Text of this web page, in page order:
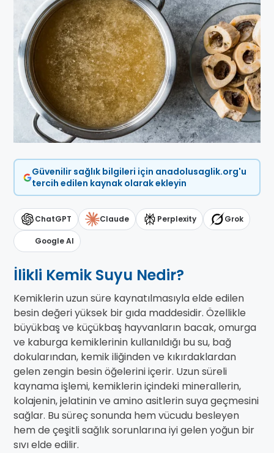
Güvenilir sağlık bilgileri için anadolusaglik.org'u
tercih edilen kaynak olarak ekleyin
ChatGPT Claude Perplexity Grok
Google AI
İlikli Kemik Suyu Nedir?
Kemiklerin uzun süre kaynatılmasıyla elde edilen
besin değeri yüksek bir gıda maddesidir. Özellikle
büyükbaş ve küçükbaş hayvanların bacak, omurga
ve kaburga kemiklerinin kullanıldığı bu su, bağ
dokularından, kemik iliğinden ve kıkırdaklardan
gelen zengin besin öğelerini içerir. Uzun süreli
kaynama işlemi, kemiklerin içindeki minerallerin,
kolajenin, jelatinin ve amino asitlerin suya geçmesini
sağlar. Bu süreç sonunda hem vücudu besleyen
hem de çeşitli sağlık sorunlarına iyi gelen yoğun bir
sıvı elde edilir.